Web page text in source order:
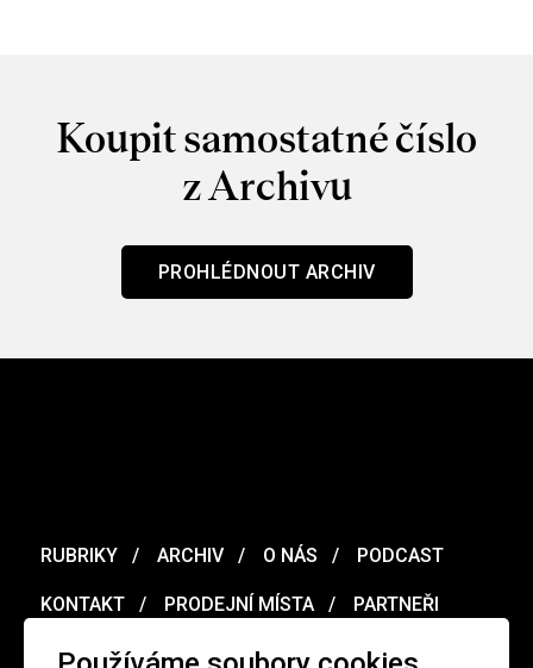
Koupit samostatné číslo
z Archivu
PROHLÉDNOUT ARCHIV
RUBRIKY ARCHIV O NÁS PODCAST
KONTAKT PRODEJNÍ MÍSTA PARTNEŘI
MERCH VOUCHER